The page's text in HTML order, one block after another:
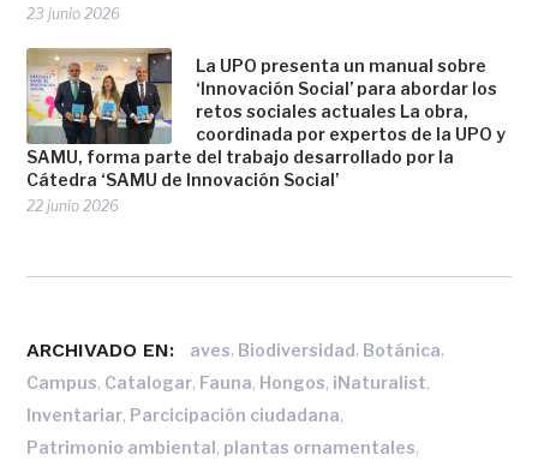
23 junio 2026
La UPO presenta un manual sobre
‘Innovación Social’ para abordar los
retos sociales actuales La obra,
coordinada por expertos de la UPO y
SAMU, forma parte del trabajo desarrollado por la
Cátedra ‘SAMU de Innovación Social’
22 junio 2026
ARCHIVADO EN: aves, Biodiversidad, Botánica,
Campus, Catalogar, Fauna, Hongos, iNaturalist,
Inventariar, Parcicipación ciudadana,
Patrimonio ambiental, plantas ornamentales,